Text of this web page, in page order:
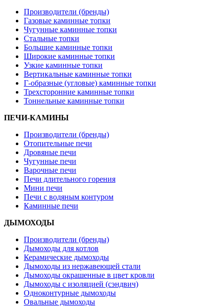
Производители (бренды)
Газовые каминные топки
Чугунные каминные топки
Стальные топки
Большие каминные топки
Широкие каминные топки
Узкие каминные топки
Вертикальные каминные топки
Г-образные (угловые) каминные топки
Трехсторонние каминные топки
Тоннельные каминные топки
ПЕЧИ-КАМИНЫ
Производители (бренды)
Отопительные печи
Дровяные печи
Чугунные печи
Варочные печи
Печи длительного горения
Мини печи
Печи с водяным контуром
Каминные печи
ДЫМОХОДЫ
Производители (бренды)
Дымоходы для котлов
Керамические дымоходы
Дымоходы из нержавеющей стали
Дымоходы окрашенные в цвет кровли
Дымоходы с изоляцией (сэндвич)
Одноконтурные дымоходы
Овальные дымоходы